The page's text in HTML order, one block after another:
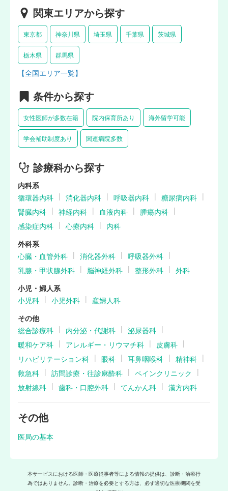
関東エリアから探す
東京都 神奈川県 埼玉県 千葉県 茨城県
栃木県 群馬県
【全国エリア一覧】
条件から探す
女性医師が多数在籍 院内保育所あり 海外留学可能
学会補助制度あり 関連病院多数
診療科から探す
内科系
循環器内科
消化器内科 呼吸器内科
糖尿病内科
腎臓内科
神経内科 血液内科
腫瘍内科
感染症内科
心療内科
内科
外科系
心臓・血管外科
消化器外科
呼吸器外科
乳腺・甲状腺外科
脳神経外科 整形外科
外科
小児・婦人系
小児科
小児外科
産婦人科
その他
総合診療科
内分泌・代謝科
泌尿器科
暖和ケア科
アレルギー・リウマチ科
皮膚科
リハビリテーション科
眼科 耳鼻咽喉科
精神科
救急科
訪問診療・往診麻酔科
ペインクリニック
放射線科
歯科・口腔外科 てんかん科 漢方内科
その他
医局の基本
本サービスにおける医師・医療従事者等による情報の提供は、診断・治療行
為ではありません。診断・治療を必要とする方は、必ず適切な医療機関を受